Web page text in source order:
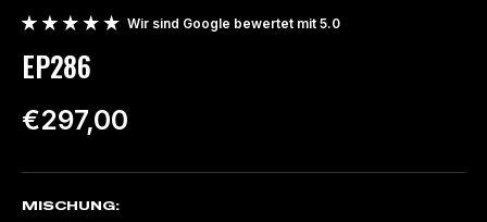
Wir sind Google bewertet mit 5.0
EP286
€297,00
MISCHUNG